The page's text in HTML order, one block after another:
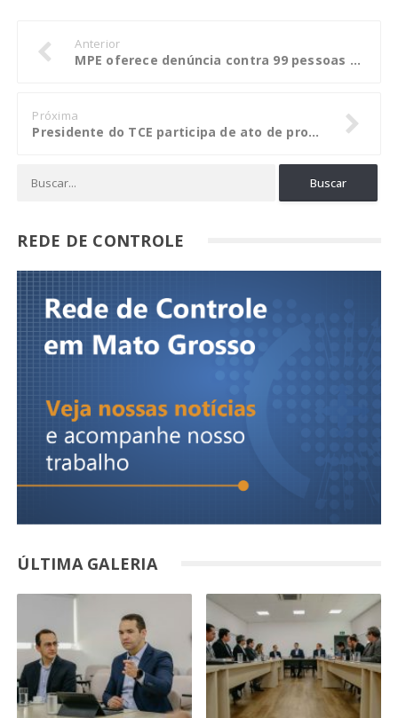
Anterior
MPE oferece denúncia contra 99 pessoas por venda de carteira de habilitação em municípios de MT e GO
Próxima
Presidente do TCE participa de ato de promulgação da PEC do Teto dos Gastos
REDE DE CONTROLE
ÚLTIMA GALERIA